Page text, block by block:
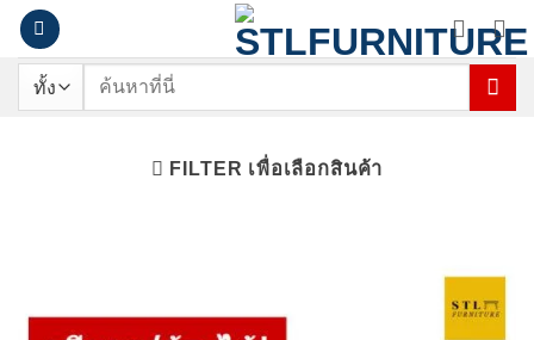
ข้าม
เนื้อหา
ค้นหา:
FILTER เพื่อเลือกสินค้า